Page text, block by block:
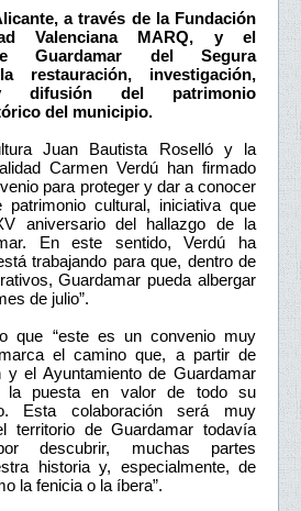
a través de la Fundación
Valenciana MARQ, y el
Guardamar del Segura
restauración, investigación,
y difusión del patrimonio
del municipio.
Juan Bautista Roselló y la
Carmen Verdú han firmado
para proteger y dar a conocer
cultural, iniciativa que
aniversario del hallazgo de la
En este sentido, Verdú ha
trabajando para que, dentro de
Guardamar pueda albergar
de julio”.
que “este es un convenio muy
el camino que, a partir de
y el Ayuntamiento de Guardamar
la puesta en valor de todo su
Esta colaboración será muy
territorio de Guardamar todavía
descubrir, muchas partes
historia y, especialmente, de
la fenicia o la íbera”.